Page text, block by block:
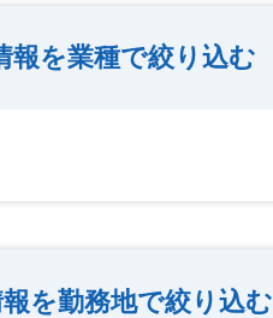
報を業種で絞り込む
を勤務地で絞り込む